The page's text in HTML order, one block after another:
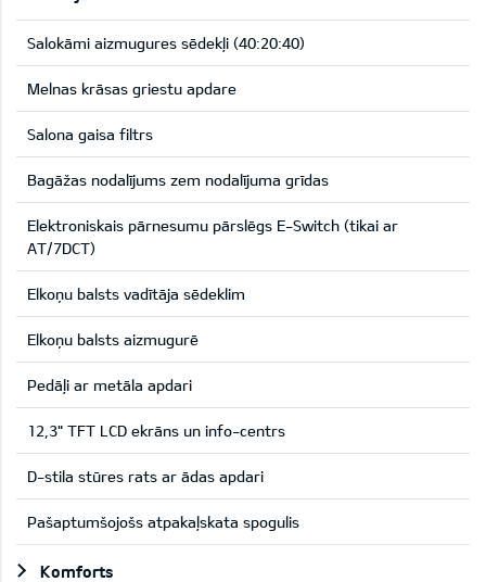
Salokāmi aizmugures sēdekļi (40:20:40)
Melnas krāsas griestu apdare
Salona gaisa filtrs
Bagāžas nodalījums zem nodalījuma grīdas
Elektroniskais pārnesumu pārslēgs E-Switch (tikai ar
AT/7DCT)
Elkoņu balsts vadītāja sēdeklim
Elkoņu balsts aizmugurē
Pedāļi ar metāla apdari
12,3" TFT LCD ekrāns un info-centrs
D-stila stūres rats ar ādas apdari
Pašaptumšojošs atpakaļskata spogulis
Komforts